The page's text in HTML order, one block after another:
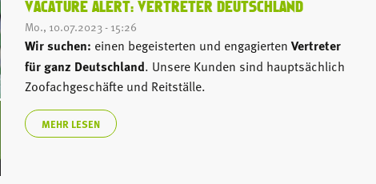
VACATURE ALERT: VERTRETER DEUTSCHLAND
Mo., 10.07.2023 - 15:26
Wir suchen: einen begeisterten und engagiertenVertreter
für ganz Deutschland. Unsere Kunden sind hauptsächlich
Zoofachgeschäfte und Reitställe.
MEHR LESEN